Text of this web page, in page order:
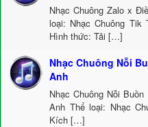
Nhạc Chuông Zalo x
loại: Nhạc Chuông
Hình thức: Tải […]
Nhạc Chuông Nỗi
Anh
Nhạc Chuông Nỗi
Anh Thể loại: Nhạc
Kích […]